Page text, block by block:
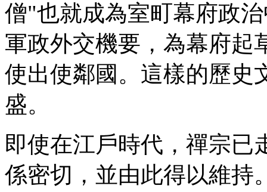
僧"也就成為室町幕府政
軍政外交機要，為幕府起
使出使鄰國。這樣的歷史
盛。
即使在江戶時代，禪宗已
係密切，並由此得以維持